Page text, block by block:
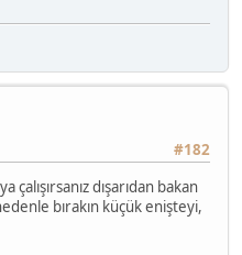
#182
dışarıdan bakan
bırakın küçük enişteyi,